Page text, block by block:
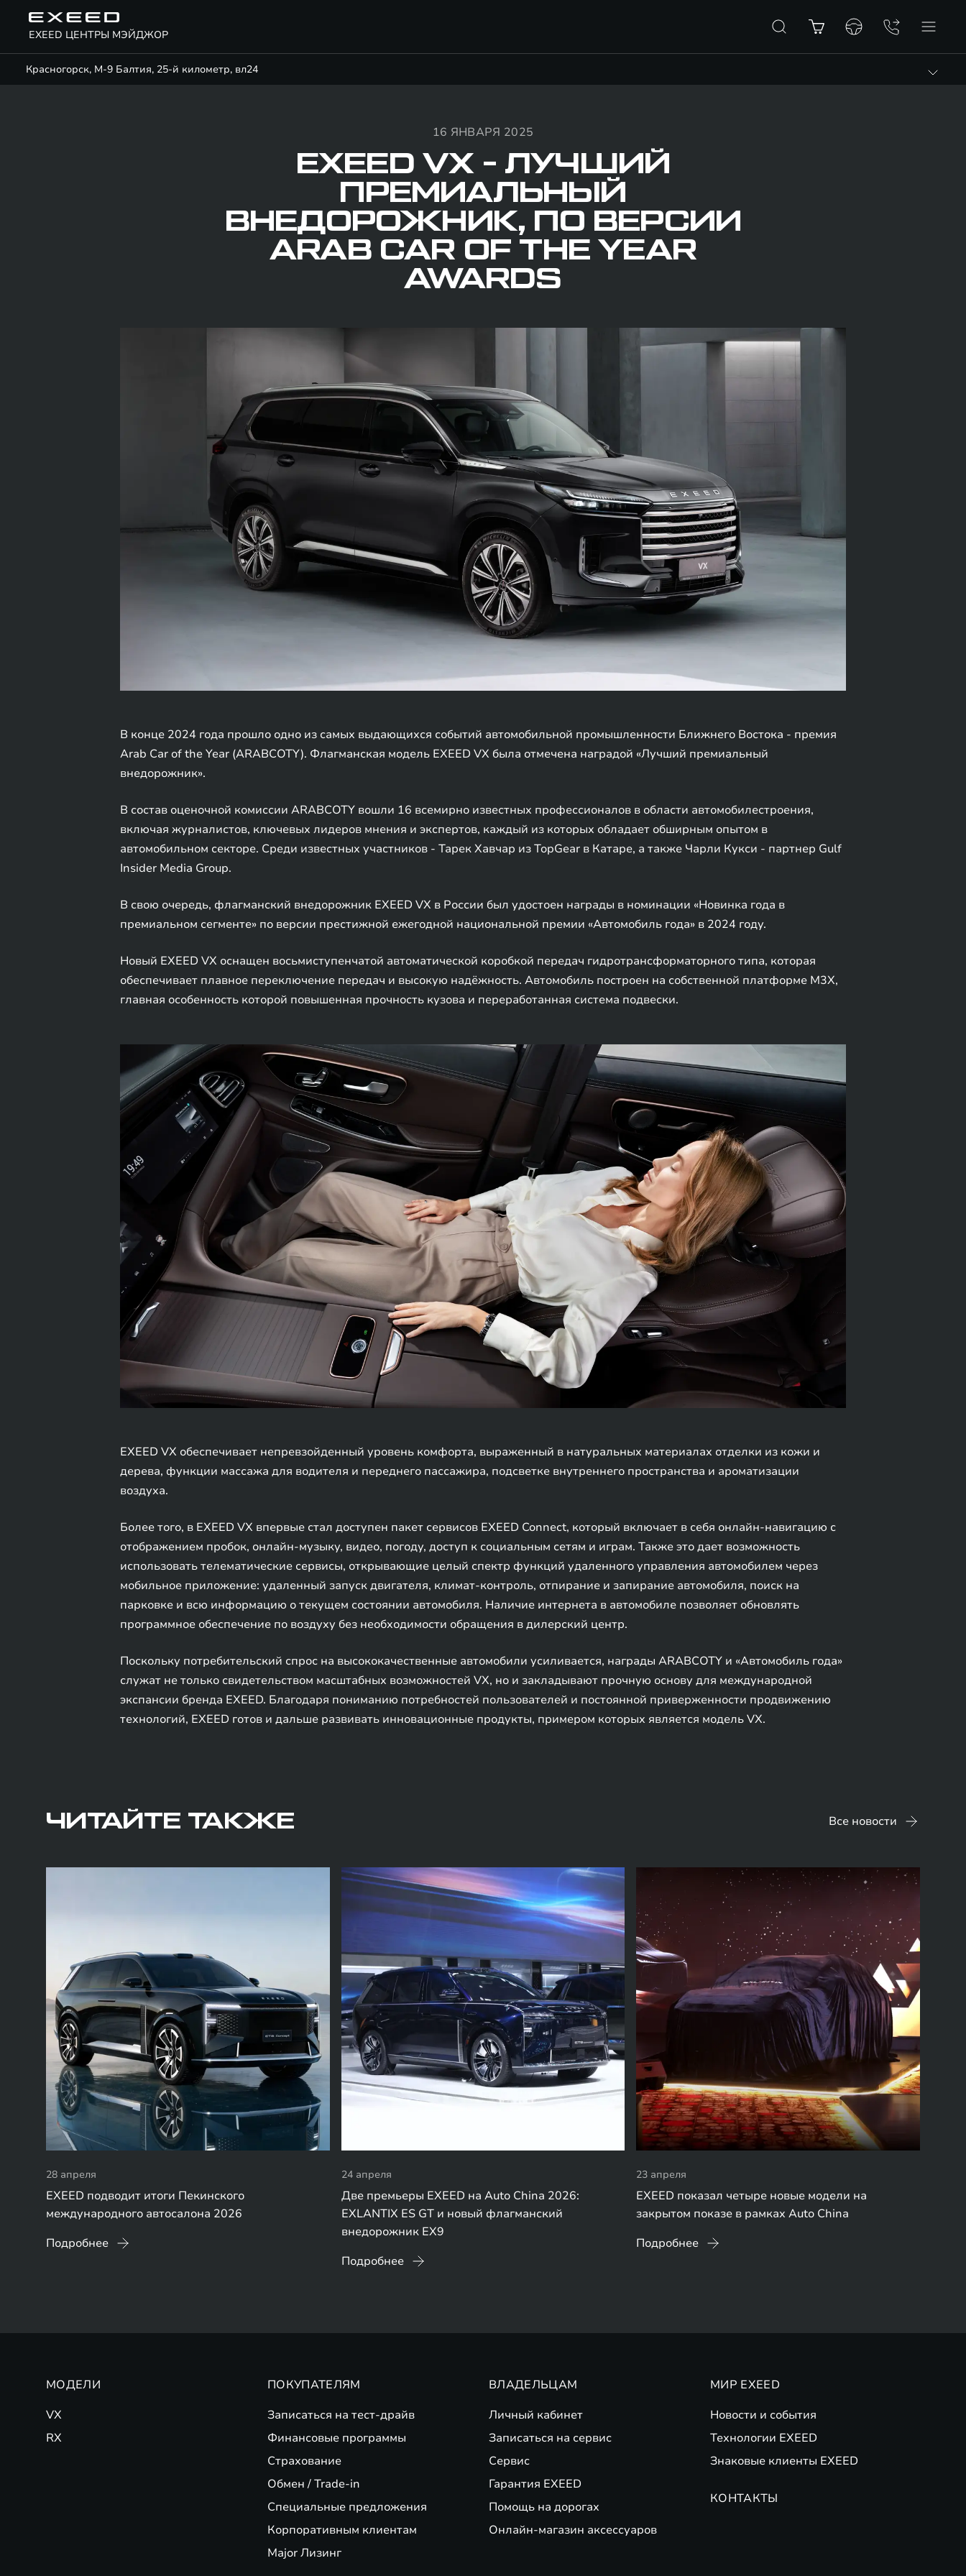
EXEED ЦЕНТРЫ МЭЙДЖОР
Красногорск, М-9 Балтия, 25-й километр, вл24
16 ЯНВАРЯ 2025
EXEED VX - ЛУЧШИЙ
ПРЕМИАЛЬНЫЙ
ВНЕДОРОЖНИК, ПО ВЕРСИИ
ARAB CAR OF THE YEAR
AWARDS
В конце 2024 года прошло одно из самых выдающихся событий автомобильной промышленности Ближнего Востока - премия
Arab Car of the Year (ARABCOTY). Флагманская модель EXEED VX была отмечена наградой «Лучший премиальный
внедорожник».
В состав оценочной комиссии ARABCOTY вошли 16 всемирно известных профессионалов в области автомобилестроения,
включая журналистов, ключевых лидеров мнения и экспертов, каждый из которых обладает обширным опытом в
автомобильном секторе. Среди известных участников - Тарек Хавчар из TopGear в Катаре, а также Чарли Кукси - партнер Gulf
Insider Media Group.
В свою очередь, флагманский внедорожник EXEED VX в России был удостоен награды в номинации «Новинка года в
премиальном сегменте» по версии престижной ежегодной национальной премии «Автомобиль года» в 2024 году.
Новый EXEED VX оснащен восьмиступенчатой автоматической коробкой передач гидротрансформаторного типа, которая
обеспечивает плавное переключение передач и высокую надёжность. Автомобиль построен на собственной платформе M3X,
главная особенность которой повышенная прочность кузова и переработанная система подвески.
EXEED VX обеспечивает непревзойденный уровень комфорта, выраженный в натуральных материалах отделки из кожи и
дерева, функции массажа для водителя и переднего пассажира, подсветке внутреннего пространства и ароматизации
воздуха.
Более того, в EXEED VX впервые стал доступен пакет сервисов EXEED Connect, который включает в себя онлайн-навигацию с
отображением пробок, онлайн-музыку, видео, погоду, доступ к социальным сетям и играм. Также это дает возможность
использовать телематические сервисы, открывающие целый спектр функций удаленного управления автомобилем через
мобильное приложение: удаленный запуск двигателя, климат-контроль, отпирание и запирание автомобиля, поиск на
парковке и всю информацию о текущем состоянии автомобиля. Наличие интернета в автомобиле позволяет обновлять
программное обеспечение по воздуху без необходимости обращения в дилерский центр.
Поскольку потребительский спрос на высококачественные автомобили усиливается, награды ARABCOTY и «Автомобиль года»
служат не только свидетельством масштабных возможностей VX, но и закладывают прочную основу для международной
экспансии бренда EXEED. Благодаря пониманию потребностей пользователей и постоянной приверженности продвижению
технологий, EXEED готов и дальше развивать инновационные продукты, примером которых является модель VX.
ЧИТАЙТЕ ТАКЖЕ Все новости
28 апреля
EXEED подводит итоги Пекинского
международного автосалона 2026
Подробнее
24 апреля
Две премьеры EXEED на Auto China 2026:
EXLANTIX ES GT и новый флагманский
внедорожник EX9
Подробнее
23 апреля
EXEED показал четыре новые модели на
закрытом показе в рамках Auto China
Подробнее
МОДЕЛИ
VX
RX
ПОКУПАТЕЛЯМ
Записаться на тест-драйв
Финансовые программы
Страхование
Обмен / Trade-in
Специальные предложения
Корпоративным клиентам
Major Лизинг
ВЛАДЕЛЬЦАМ
Личный кабинет
Записаться на сервис
Сервис
Гарантия EXEED
Помощь на дорогах
Онлайн-магазин аксессуаров
МИР EXEED
Новости и события
Технологии EXEED
Знаковые клиенты EXEED
КОНТАКТЫ